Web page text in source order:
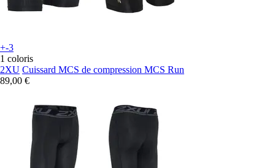
+-3
1 coloris
2XU Cuissard MCS de compression MCS Run
89,00 €